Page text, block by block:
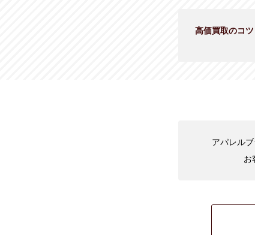
高価買取のコツ
アパレル
お